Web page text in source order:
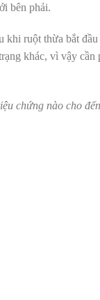
bên phải.
khi ruột thừa bắt
khác, vì vậy cần
chứng nào cho